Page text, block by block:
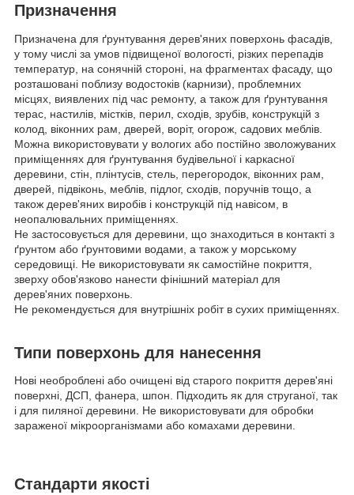
Призначення
Призначена для ґрунтування дерев'яних поверхонь фасадів,
у тому числі за умов підвищеної вологості, різких перепадів
температур, на сонячній стороні, на фрагментах фасаду, що
розташовані поблизу водостоків (карнизи), проблемних
місцях, виявлених під час ремонту, а також для ґрунтування
терас, настилів, містків, перил, сходів, зрубів, конструкцій з
колод, віконних рам, дверей, воріт, огорож, садових меблів.
Можна використовувати у вологих або постійно зволожуваних
приміщеннях для ґрунтування будівельної і каркасної
деревини, стін, плінтусів, стель, перегородок, віконних рам,
дверей, підвіконь, меблів, підлог, сходів, поручнів тощо, а
також дерев'яних виробів і конструкцій під навісом, в
неопалювальних приміщеннях.
Не застосовується для деревини, що знаходиться в контакті з
ґрунтом або ґрунтовими водами, а також у морському
середовищі. Не використовувати як самостійне покриття,
зверху обов'язково нанести фінішний матеріал для
дерев'яних поверхонь.
Не рекомендується для внутрішніх робіт в сухих приміщеннях.
Типи поверхонь для нанесення
Нові необроблені або очищені від старого покриття дерев'яні
поверхні, ДСП, фанера, шпон. Підходить як для струганої, так
і для пиляної деревини. Не використовувати для обробки
зараженої мікроорганізмами або комахами деревини.
Стандарти якості